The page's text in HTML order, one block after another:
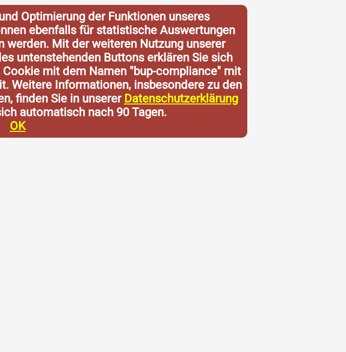
Optimierung der Funktionen unseres
ebenfalls für statistische Auswertungen
werden. Mit der weiteren Nutzung unserer
untenstehenden Buttons erklären Sie sich
mit dem Namen "bup-compliance" mit
Weitere Informationen, insbesondere zu den
finden Sie in unserer Datenschutzerklärung
automatisch nach 90 Tagen.
OK